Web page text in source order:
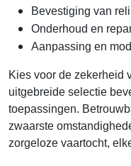
Bevestiging van
Onderhoud en
Aanpassing en
Kies voor de zekerheid
uitgebreide selectie
toepassingen.
zwaarste
zorgeloze vaartocht,